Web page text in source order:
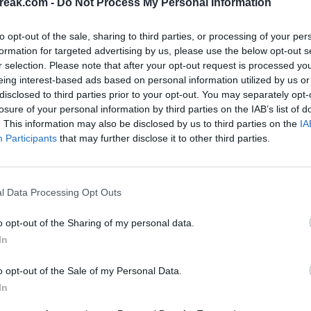
- Do Not Process My Personal Information
opt-out of the sale, sharing to third parties, or processing of your
for targeted advertising by us, please use the below opt-out
selection. Please note that after your opt-out request is processed
interest-based ads based on personal information utilized by us
to third parties prior to your opt-out. You may separately
of your personal information by third parties on the IAB’s list of
This information may also be disclosed by us to third parties on the
Participants that may further disclose it to other third parties.
Data Processing Opt Outs
opt-out of the Sharing of my personal data.
opt-out of the Sale of my Personal Data.
del secondo set, è stato la causa del ritiro di
vedere come si riprenderà per il resto della
forma e ora attende agli ottavi di finale Nuno
news,Los problemas físicos vuelven a frenar a